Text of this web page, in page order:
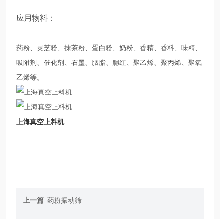
应用物料：
药粉、灵芝粉、抹茶粉、蛋白粉、奶粉、香精、香料、味精、
吸附剂、催化剂、石墨、胭脂、腮红、聚乙烯、聚丙烯、聚氧
乙烯等。
上海真空上料机
上一篇 药粉振动筛